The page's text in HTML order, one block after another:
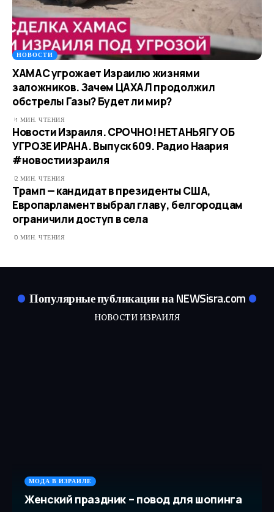
НОВОСТИ
ХАМАС угрожает Израилю жизнями
заложников. Зачем ЦАХАЛ продолжил
обстрелы Газы? Будет ли мир?
1 МИН. ЧТЕНИЯ
Новости Израиля. СРОЧНО! НЕТАНЬЯГУ ОБ
УГРОЗЕ ИРАНА. Выпуск 609. Радио Наария
#новостиизраиля
2 МИН. ЧТЕНИЯ
Трамп — кандидат в президенты США,
Европарламент выбрал главу, белгородцам
ограничили доступ в села
0 МИН. ЧТЕНИЯ
Популярные публикации на NEWSisra.com
НОВОСТИ ИЗРАИЛЯ
МОДА В ИЗРАИЛЕ
Женский праздник – повод для шопинга